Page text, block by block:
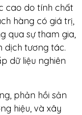
cao do tính chất
hàng có giá trị,
qua sự tham gia,
dịch tương tác.
dữ liệu nghiên
phản hồi sản
hiệu, và xây